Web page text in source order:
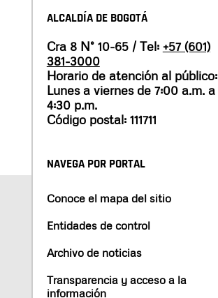
ALCALDÍA DE BOGOTÁ
Cra 8 N° 10-65 / Tel: +57 (601)
381-3000
Horario de atención al público:
Lunes a viernes de 7:00 a.m. a
4:30 p.m.
Código postal: 111711
NAVEGA POR PORTAL
Conoce el mapa del sitio
Entidades de control
Archivo de noticias
Transparencia y acceso a la
información